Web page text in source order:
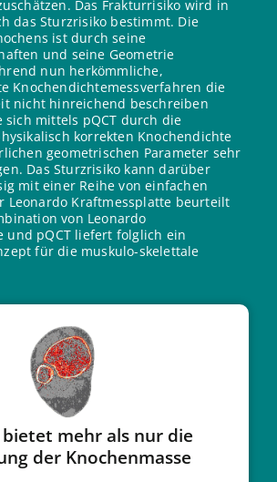
Das Frakturrisiko wird in
das Sturzrisiko bestimmt. Die
ist durch seine
und seine Geometrie
nun herkömmliche,
Knochendichtemessverfahren die
nicht hinreichend beschreiben
sich mittels pQCT durch die
korrekten Knochendichte
geometrischen Parameter sehr
Das Sturzrisiko kann darüber
mit einer Reihe von einfachen
Leonardo Kraftmessplatte beurteilt
von Leonardo
und pQCT liefert folglich ein
für die muskulo-skelettale
bietet mehr als nur die
der Knochenmasse